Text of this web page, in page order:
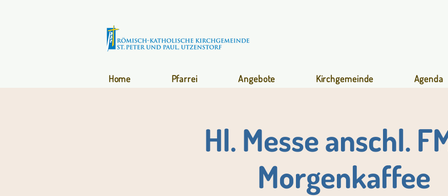
Home Pfarrei Angebote Kirchgemeinde Agenda
Hl. Messe anschl.
Morgenkaffee